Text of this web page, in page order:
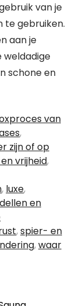
van je
te gebruiken.
aan je
weldadige
schone en
van
,
zijn of op
vrijheid,
, luxe,
en
,spier- en
,waar